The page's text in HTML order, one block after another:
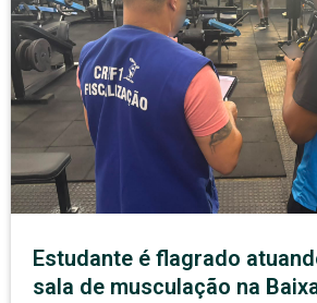
Estudante é flagrado
sala de musculação na